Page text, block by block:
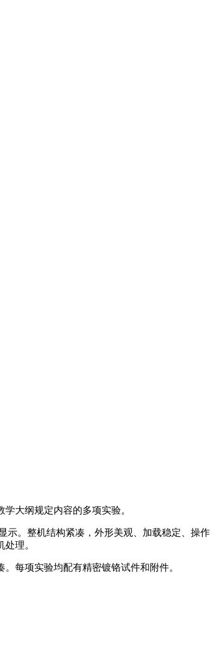
大纲规定内容的多项实验。
。整机结构紧凑，外形美观、加载稳定、操作
理。
每项实验均配有精密镀铬试件和附件。